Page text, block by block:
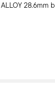
ALLOY 28.6mm